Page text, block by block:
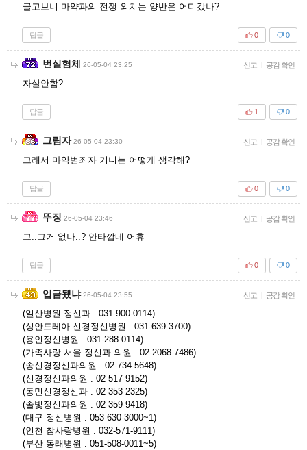
글고보니 마약과의 전쟁 외치는 양반은 어디갔나?
답글 0
0
번실험체 26-05-04 23:25 신고 | 공감 확인
자살안함?
답글 0
1
그림자 26-05-04 23:30 신고 | 공감 확인
그래서 마약범죄자 거니는 어떻게 생각해?
답글 0
0
뚜징 26-05-04 23:46 신고 | 공감 확인
그..그거 없나..? 안타깝네 어휴
답글 0
0
입금됐냐 26-05-04 23:55 신고 | 공감 확인
(일산병원 정신과 : 031-900-0114)
(성안드레아 신경정신병원 : 031-639-3700)
(용인정신병원 : 031-288-0114)
(가족사랑 서울 정신과 의원 : 02-2068-7486)
(송신경정신과의원 : 02-734-5648)
(신경정신과의원 : 02-517-9152)
(동민신경정신과 : 02-353-2325)
(솔빛정신과의원 : 02-359-9418)
(대구 정신병원 : 053-630-3000~1)
(인천 참사랑병원 : 032-571-9111)
(부산 동래병원 : 051-508-0011~5)